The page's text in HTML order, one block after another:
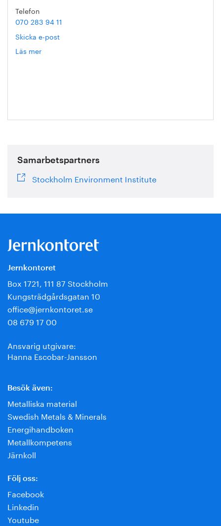
Telefon
070 283 94 11
Skicka e-post
Läs mer
Samarbetspartners
Stockholm Environment Institute
Jernkontoret
Box 1721, 111 87 Stockholm
Kungsträdgårdsgatan 10
office@jernkontoret.se
08 679 17 00
Ansvarig utgivare:
Hanna Escobar-Jansson
Besök även:
Metalliska material
Swedish Metals & Minerals
Energihandboken
Metallkompetens
Järnkoll
Följ oss:
Facebook
Linkedin
Youtube